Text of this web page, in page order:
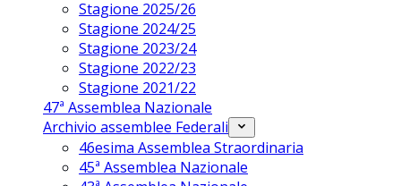
Stagione 2025/26
Stagione 2024/25
Stagione 2023/24
Stagione 2022/23
Stagione 2021/22
47ª Assemblea Nazionale
Archivio assemblee Federali
46esima Assemblea Straordinaria
45ª Assemblea Nazionale